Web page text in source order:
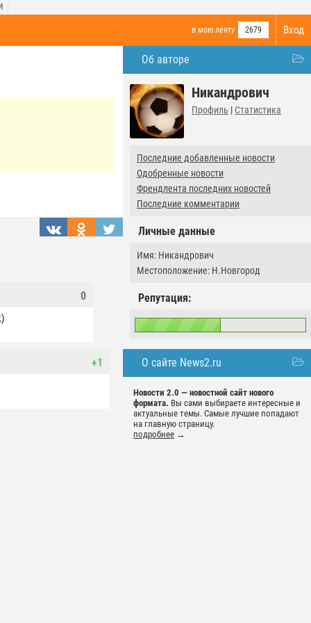
Вход
в мою ленту 2679
Об авторе
Никандрович
Профиль | Статистика
Последние добавленные новости
Одобренные новости
Френдлента последних новостей
Последние комментарии
Личные данные
Имя: Никандрович
Местоположение: Н.Новгород
Репутация:
О сайте News2.ru
Новости 2.0 — новостной сайт нового
формата. Вы сами выбираете интересные и
актуальные темы. Самые лучшие попадают
на главную страницу.
подробнее →
0
+1